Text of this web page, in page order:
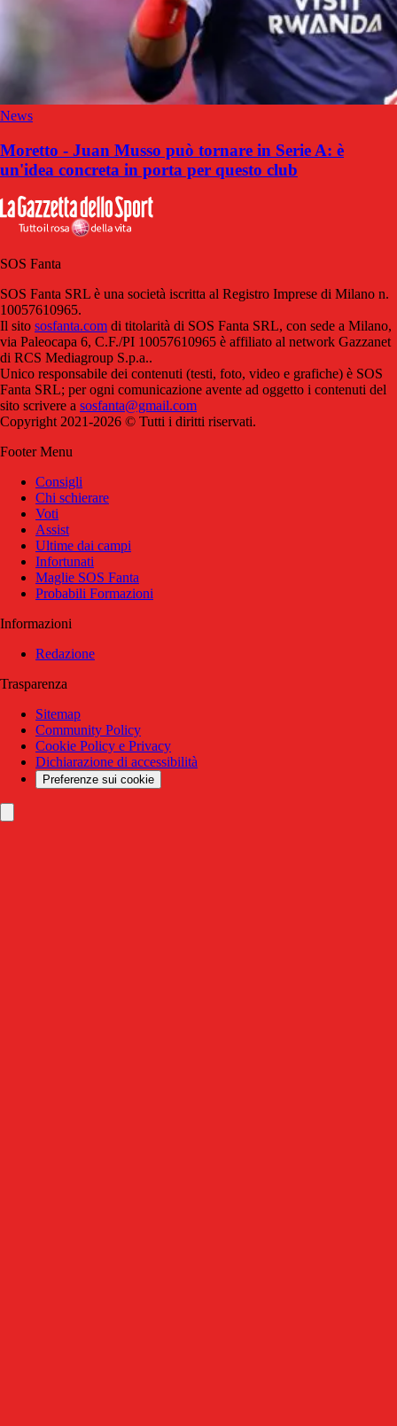
News
Moretto - Juan Musso può tornare in Serie A: è
un'idea concreta in porta per questo club
SOS Fanta
SOS Fanta SRL è una società iscritta al Registro Imprese di Milano n.
10057610965.
Il sito sosfanta.com di titolarità di SOS Fanta SRL, con sede a Milano,
via Paleocapa 6, C.F./PI 10057610965 è affiliato al network Gazzanet
di RCS Mediagroup S.p.a..
Unico responsabile dei contenuti (testi, foto, video e grafiche) è SOS
Fanta SRL; per ogni comunicazione avente ad oggetto i contenuti del
sito scrivere a sosfanta@gmail.com
Copyright 2021-2026 © Tutti i diritti riservati.
Footer Menu
Consigli
Chi schierare
Voti
Assist
Ultime dai campi
Infortunati
Maglie SOS Fanta
Probabili Formazioni
Informazioni
Redazione
Trasparenza
Sitemap
Community Policy
Cookie Policy e Privacy
Dichiarazione di accessibilità
Preferenze sui cookie